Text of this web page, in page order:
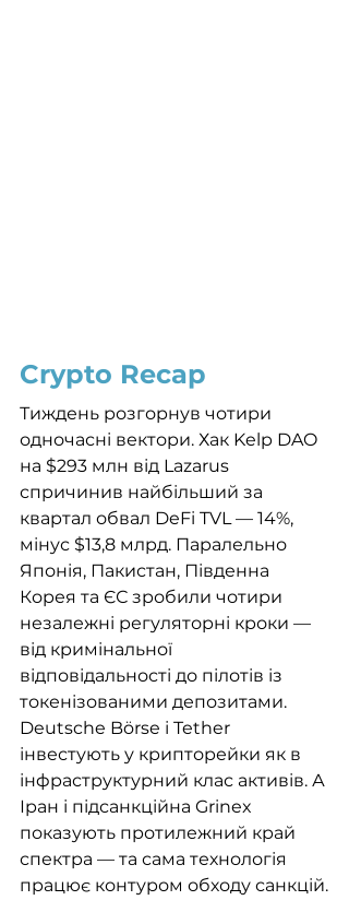
Crypto Recap
Тиждень розгорнув чотири
одночасні вектори. Хак Kelp DAO
на $293 млн від Lazarus
спричинив найбільший за
квартал обвал DeFi TVL — 14%,
мінус $13,8 млрд. Паралельно
Японія, Пакистан, Південна
Корея та ЄС зробили чотири
незалежні регуляторні кроки —
від кримінальної
відповідальності до пілотів із
токенізованими депозитами.
Deutsche Börse і Tether
інвестують у крипторейки як в
інфраструктурний клас активів. А
Іран і підсанкційна Grinex
показують протилежний край
спектра — та сама технологія
працює контуром обходу санкцій.